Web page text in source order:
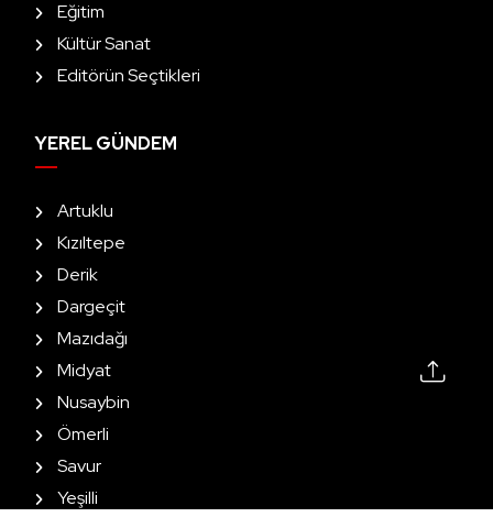
Eğitim
Kültür Sanat
Editörün Seçtikleri
YEREL GÜNDEM
Artuklu
Kızıltepe
Derik
Dargeçit
Mazıdağı
Midyat
Nusaybin
Ömerli
Savur
Yeşilli